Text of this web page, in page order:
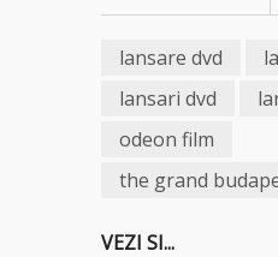
lansare dvd
lansari dvd
odeon film
the grand
VEZI SI...